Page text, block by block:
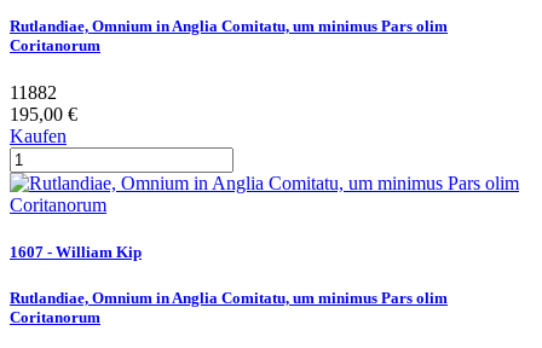
Rutlandiae, Omnium in Anglia Comitatu, um minimus Pars olim
Coritanorum
11882
195,00 €
Kaufen
1607 - William Kip
Rutlandiae, Omnium in Anglia Comitatu, um minimus Pars olim
Coritanorum